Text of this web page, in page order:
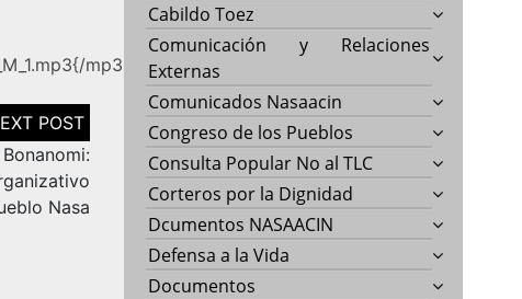
mp3remote}
Nasa
Cabildo Toez
Comunicación y Relaciones
Externas
Comunicados Nasaacin
Congreso de los Pueblos
Consulta Popular No al TLC
Corteros por la Dignidad
Dcumentos NASAACIN
Defensa a la Vida
Documentos